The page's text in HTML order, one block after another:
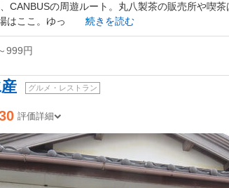
CANBUSの周遊ルート。丸八製茶の販売所や喫
はここ。ゆっ
続きを読む
999円
グルメ・レストラン
評価詳細